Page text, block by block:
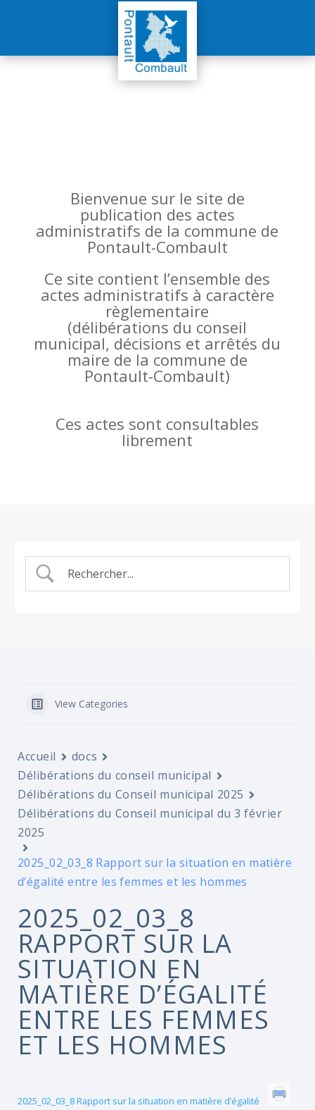
Bienvenue sur le site de
publication des actes
administratifs de la commune de
Pontault-Combault
Ce site contient l’ensemble des
actes administratifs à caractère
règlementaire
(délibérations du conseil
municipal, décisions et arrêtés du
maire de la commune de
Pontault-Combault)
Ces actes sont consultables
librement
View Categories
Accueil
docs
Délibérations du conseil municipal
Délibérations du Conseil municipal 2025
Délibérations du Conseil municipal du 3 février
2025
2025_02_03_8 Rapport sur la situation en matière
d’égalité entre les femmes et les hommes
2025_02_03_8
RAPPORT SUR LA
SITUATION EN
MATIÈRE D’ÉGALITÉ
ENTRE LES FEMMES
ET LES HOMMES
2025_02_03_8 Rapport sur la situation en matière d’égalité